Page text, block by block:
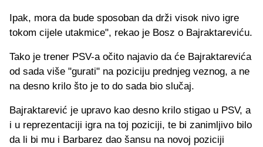
Ipak, mora da bude sposoban da drži visok nivo igre
tokom cijele utakmice", rekao je Bosz o Bajraktareviću.
Tako je trener PSV-a očito najavio da će Bajraktarevića
od sada više "gurati" na poziciju prednjeg veznog, a ne
na desno krilo što je to do sada bio slučaj.
Bajraktarević je upravo kao desno krilo stigao u PSV, a
i u reprezentaciji igra na toj poziciji, te bi zanimljivo bilo
da li bi mu i Barbarez dao šansu na novoj poziciji